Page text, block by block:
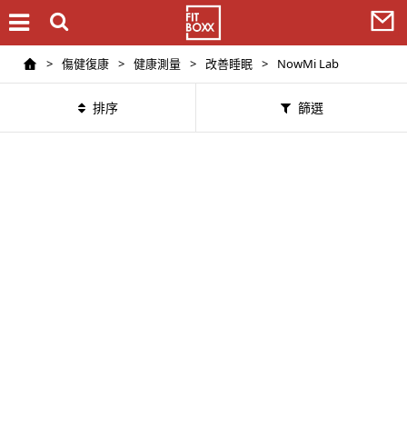
> 傷健復康 > 健康測量 > 改善睡眠 > NowMi Lab
排序 篩選